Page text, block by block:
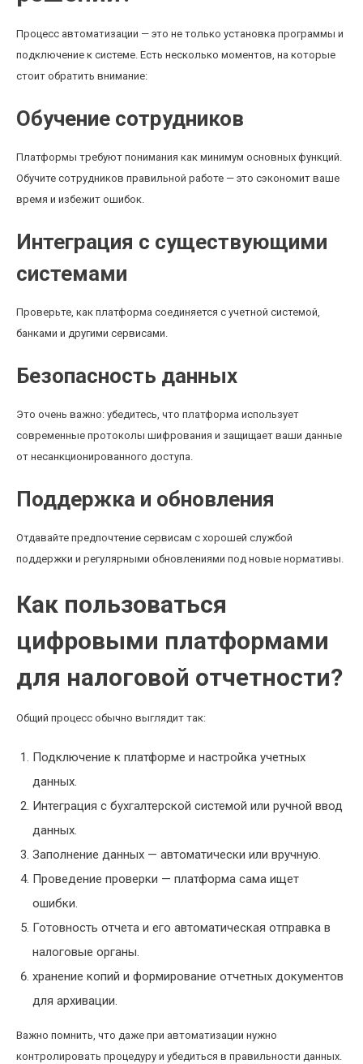
Процесс автоматизации — это не только установка программы и
подключение к системе. Есть несколько моментов, на которые
стоит обратить внимание:
Обучение сотрудников
Платформы требуют понимания как минимум основных функций.
Обучите сотрудников правильной работе — это сэкономит ваше
время и избежит ошибок.
Интеграция с существующими
системами
Проверьте, как платформа соединяется с учетной системой,
банками и другими сервисами.
Безопасность данных
Это очень важно: убедитесь, что платформа использует
современные протоколы шифрования и защищает ваши данные
от несанкционированного доступа.
Поддержка и обновления
Отдавайте предпочтение сервисам с хорошей службой
поддержки и регулярными обновлениями под новые нормативы.
Как пользоваться
цифровыми платформами
для налоговой отчетности?
Общий процесс обычно выглядит так:
Подключение к платформе и настройка учетных
данных.
Интеграция с бухгалтерской системой или ручной ввод
данных.
Заполнение данных — автоматически или вручную.
Проведение проверки — платформа сама ищет
ошибки.
Готовность отчета и его автоматическая отправка в
налоговые органы.
хранение копий и формирование отчетных документов
для архивации.
Важно помнить, что даже при автоматизации нужно
контролировать процедуру и убедиться в правильности данных.